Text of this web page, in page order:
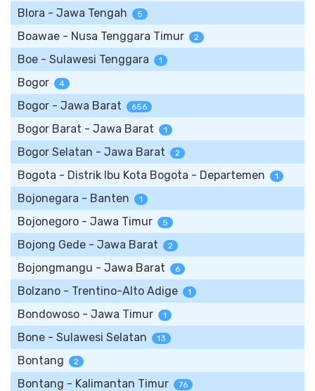
Blora - Jawa Tengah 5
Boawae - Nusa Tenggara Timur 2
Boe - Sulawesi Tenggara 1
Bogor 4
Bogor - Jawa Barat 656
Bogor Barat - Jawa Barat 1
Bogor Selatan - Jawa Barat 2
Bogota - Distrik Ibu Kota Bogota - Departemen 1
Bojonegara - Banten 1
Bojonegoro - Jawa Timur 5
Bojong Gede - Jawa Barat 2
Bojongmangu - Jawa Barat 6
Bolzano - Trentino-Alto Adige 1
Bondowoso - Jawa Timur 1
Bone - Sulawesi Selatan 13
Bontang 2
Bontang - Kalimantan Timur 76